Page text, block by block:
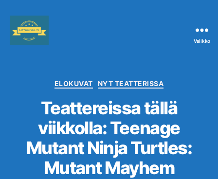
Valikko
Kategoriat
ELOKUVAT NYT TEATTERISSA
Teattereissa tällä
viikkolla: Teenage
Mutant Ninja Turtles:
Mutant Mayhem